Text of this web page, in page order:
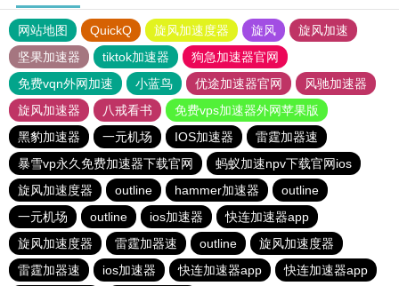
网站地图 QuickQ 旋风加速度器 旋风
旋风加速
坚果加速器
tiktok加速器
狗急加速器官网
免费vqn外网加速
小蓝鸟 优途加速器官网
风驰加速器
旋风加速器
八戒看书
免费vps加速器外网苹果版
黑豹加速器
一元机场 IOS加速器
雷霆加器速
暴雪vp永久免费加速器下载官网
蚂蚁加速npv下载官网ios
旋风加速度器
outline hammer加速器
outline
一元机场
outline ios加速器
快连加速器app
旋风加速度器
雷霆加器速 outline
旋风加速度器
雷霆加器速
ios加速器 快连加速器app 快连加速器app